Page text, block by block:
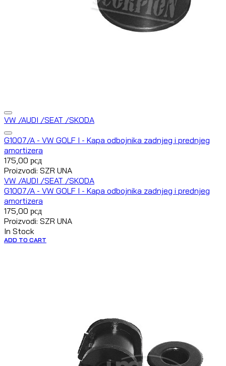
VW /AUDI /SEAT /SKODA
G1007/A - VW GOLF I - Kapa odbojnika zadnjeg i prednjeg
amortizera
175,00 рсд
Proizvodi: SZR UNA
VW /AUDI /SEAT /SKODA
G1007/A - VW GOLF I - Kapa odbojnika zadnjeg i prednjeg
amortizera
175,00 рсд
Proizvodi: SZR UNA
In Stock
ADD TO CART